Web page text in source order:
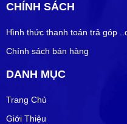
CHÍNH SÁCH
Hình thức thanh toán trả góp
Chính sách bán hàng
DANH MỤC
Trang Chủ
Giới Thiệu